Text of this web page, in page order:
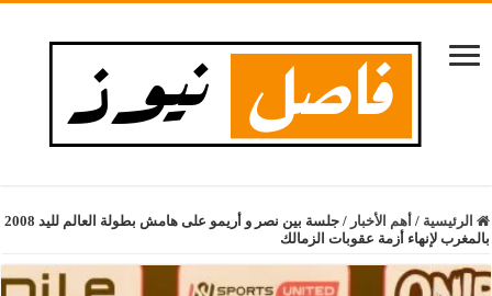
الرئيسية / أهم الأخبار /
جلسة بين نصر و أريمو على هامش بطولة العالم لليد 2008
بالمغرب لإنهاء أزمة عقوبات الزمالك